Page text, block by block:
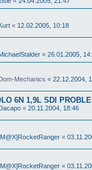
« 12.02.2005, 10:18
« 26.01.2005,
Mechanics « 22.12.2004,
6N 1,9L SDI
« 20.11.2004, 18:46
«
«